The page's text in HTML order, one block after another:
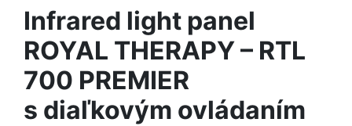
Infrared light panel
ROYAL THERAPY – RTL
700 PREMIER
s diaľkovým ovládaním